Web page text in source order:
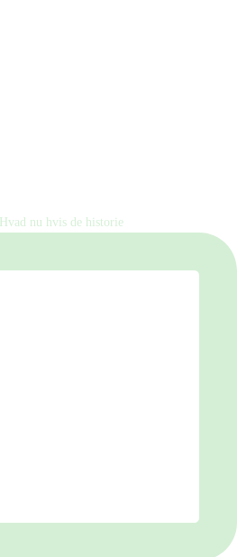
nu hvis de historie